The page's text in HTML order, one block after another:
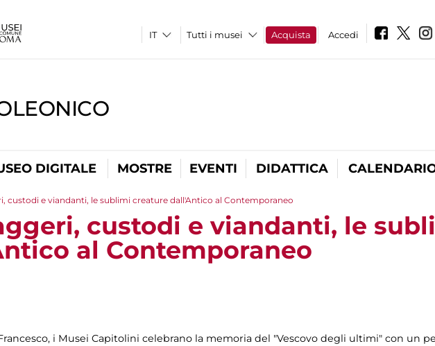
Tutti i musei Acquista Accedi
DIGITALE MOSTRE EVENTI DIDATTICA
custodi e viandanti, le sublimi creature dall'Antico al Contemporaneo
custodi e viandanti, le
al Contemporaneo
i Musei Capitolini celebrano la memoria del "Vescovo degli ultimi" con un